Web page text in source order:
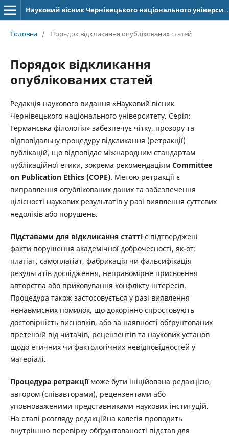
Науковий вісник Чернівецького національного університету імені Юрія Федьковича. Серія: Германська філологія
Головна / Порядок відкликання опублікованих статей
Порядок відкликання
опублікованих статей
Редакція наукового видання «Науковий вісник
Чернівецького національного університету. Серія:
Германська філологія» забезпечує чітку, прозору та
відповідальну процедуру відкликання (ретракції)
публікацій, що відповідає міжнародним стандартам
публікаційної етики, зокрема рекомендаціям Committee
on Publication Ethics (COPE). Метою ретракції є
виправлення опублікованих даних та забезпечення
цілісності наукових результатів у разі виявлення суттєвих
недоліків або порушень.
Підставами для відкликання статтіє підтверджені
факти порушення академічної доброчесності, як-от:
плагіат, самоплагіат, фабрикація чи фальсифікація
результатів дослідження, неправомірне присвоєння
авторства або приховування конфлікту інтересів.
Процедура також застосовується у разі виявлення
ненавмисних помилок, що докорінно спростовують
достовірність висновків, або за наявності обґрунтованих
претензій від читачів, рецензентів та наукових установ
щодо етичних чи фактологічних невідповідностей у
матеріалі.
Процедура ретракціїможе бути ініційована редакцією,
автором (співавторами), рецензентами або
уповноваженими представниками наукових інституцій.
На етапі розгляду редакційна колегія проводить
внутрішню перевірку обґрунтованості підстав для